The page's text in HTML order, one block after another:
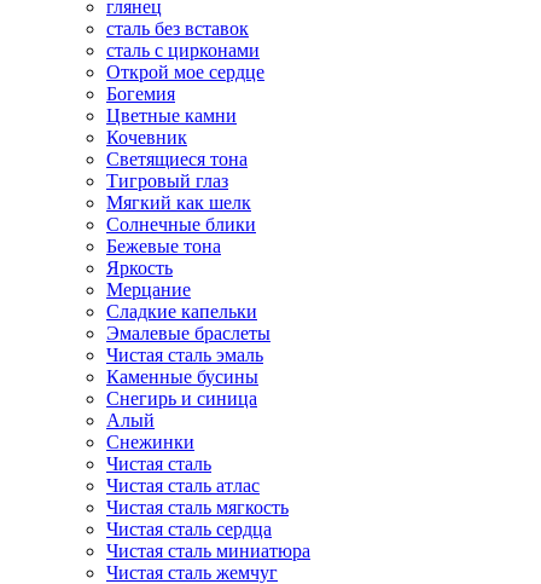
глянец
сталь без вставок
сталь с цирконами
Открой мое сердце
Богемия
Цветные камни
Кочевник
Светящиеся тона
Тигровый глаз
Мягкий как шелк
Солнечные блики
Бежевые тона
Яркость
Мерцание
Сладкие капельки
Эмалевые браслеты
Чистая сталь эмаль
Каменные бусины
Снегирь и синица
Алый
Снежинки
Чистая сталь
Чистая сталь атлас
Чистая сталь мягкость
Чистая сталь сердца
Чистая сталь миниатюра
Чистая сталь жемчуг